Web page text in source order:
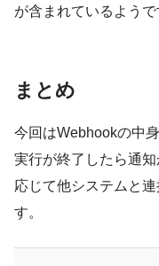
が含まれているようで
まとめ
今回はWebhookの中
実行が終了したら通
応じて他システムと
す。